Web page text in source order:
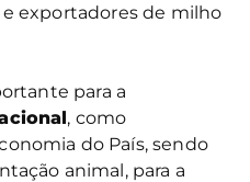
exportadores de milho
para a
, como
do País, sendo
animal, para a